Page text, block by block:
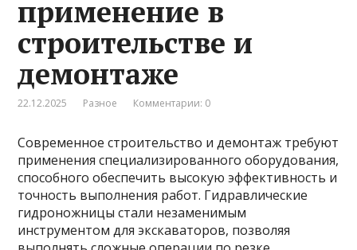
применение в
строительстве и
демонтаже
22.12.2025 Разное Комментарии: 0
Современное строительство и демонтаж требуют
применения специализированного оборудования,
способного обеспечить высокую эффективность и
точность выполнения работ. Гидравлические
гидроножницы стали незаменимым
инструментом для экскаваторов, позволяя